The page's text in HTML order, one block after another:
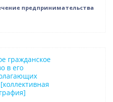
предпринимательства